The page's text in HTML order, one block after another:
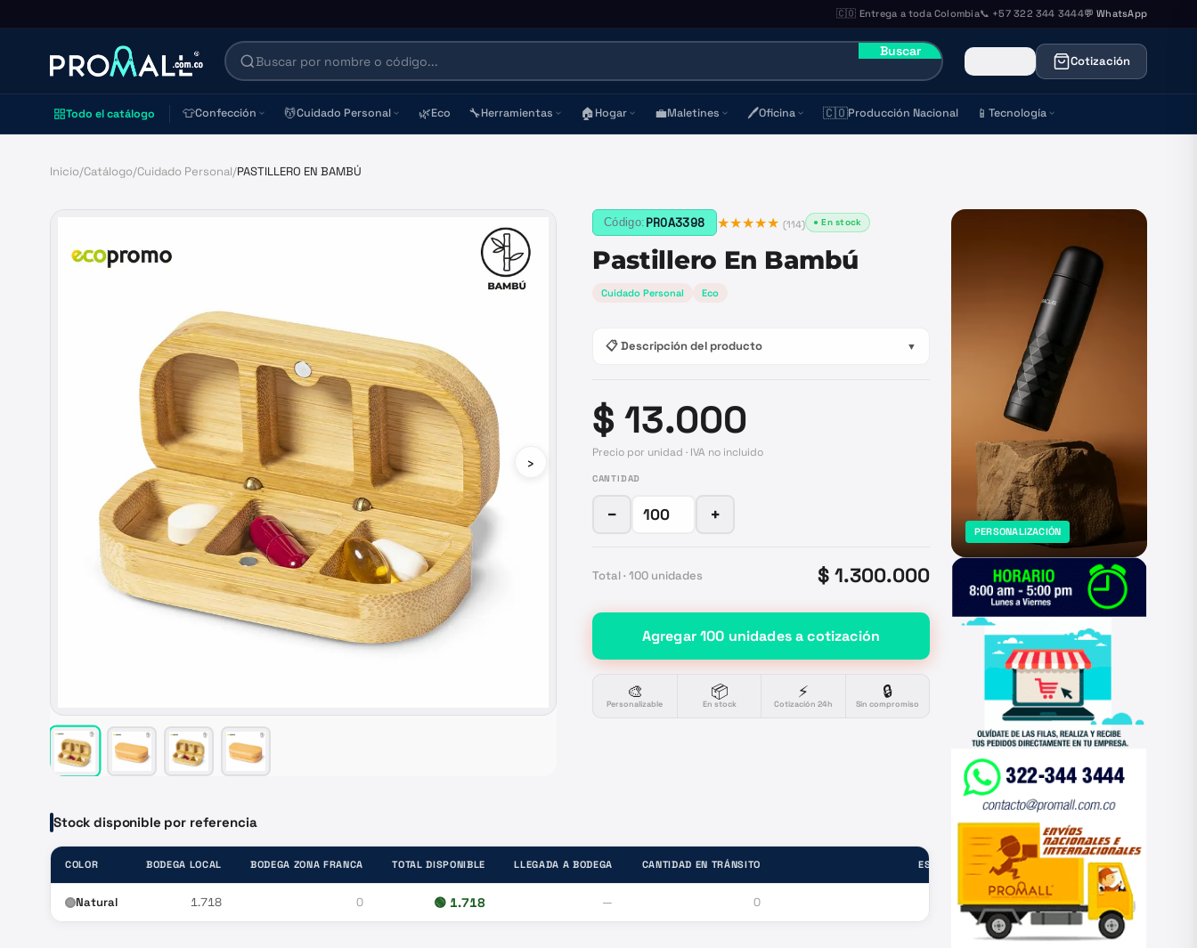
🇨🇴 Entrega a toda Colombia📞 +57 322 344 3444💬 WhatsApp
Buscar
Cotización
Todo el catálogo 👕Confección 💆Cuidado Personal 🌿Eco 🔧Herramientas 🏠Hogar 💼Maletines 🖊️Oficina 🇨🇴Producción Nacional 📱 Tecnología
Inicio/Catálogo/Cuidado Personal/PASTILLERO EN BAMBÚ
›
Código: PROA3398 ★★★★★ (114) ● En stock
Pastillero En Bambú
Cuidado Personal Eco
📋 Descripción del producto ▼
$ 13.000
Precio por unidad · IVA no incluido
CANTIDAD
− +
Total · 100 unidades $ 1.300.000
Agregar100 unidadesa cotización
🎨
Personalizable
📦
En stock
⚡
Cotización 24h
🔒
Sin compromiso
Stock disponible por referencia
COLOR BODEGA LOCAL BODEGA ZONA FRANCA TOTAL DISPONIBLE LLEGADA A BODEGA CANTIDAD EN TRÁNSITO ESTADO
Natural 1.718 0 🟢 1.718 — 0
PERSONALIZACIÓN